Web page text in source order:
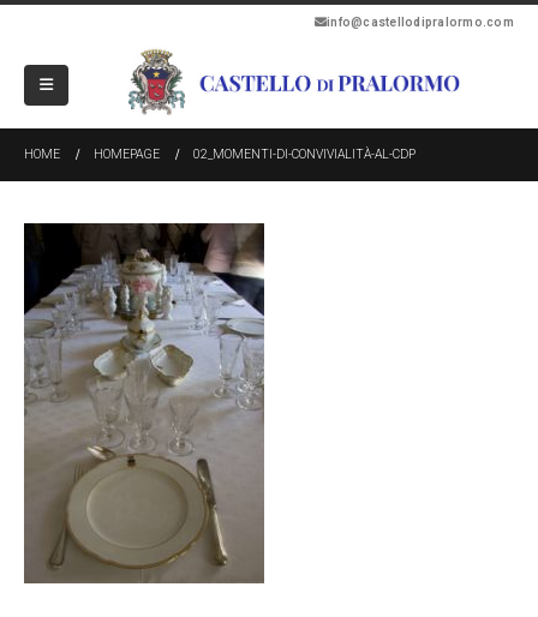
info@castellodipralormo.com
HOME HOMEPAGE 02_MOMENTI-DI-CONVIVIALITÀ-AL-CDP